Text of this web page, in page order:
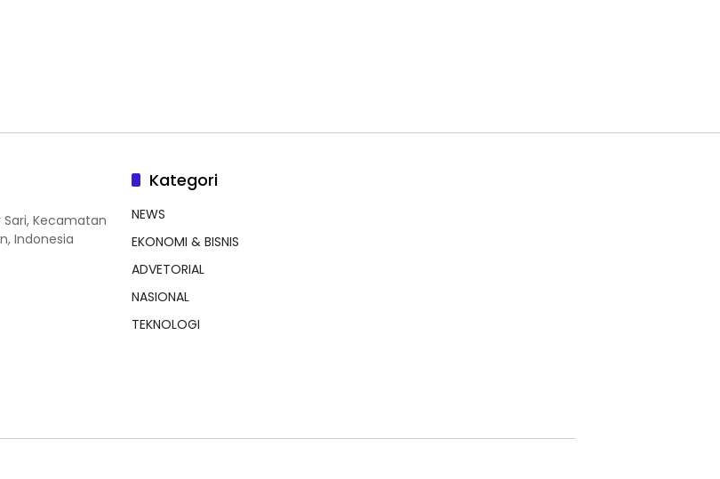
Sari, Kecamatan
Indonesia
Kategori
NEWS
EKONOMI & BISNIS
ADVETORIAL
NASIONAL
TEKNOLOGI